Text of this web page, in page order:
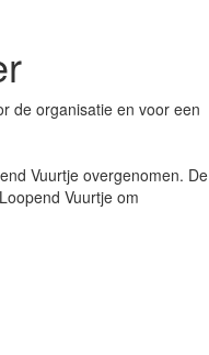
de organisatie en voor een
Vuurtje overgenomen. De
Vuurtje om